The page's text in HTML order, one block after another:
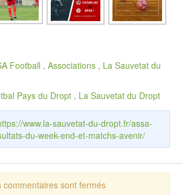
Football , Associations , La Sauvetat du
Pays du Dropt , La Sauvetat du Dropt
www.la-sauvetat-du-dropt.fr/assa-
du-week-end-et-matchs-avenir/
commentaires sont fermés